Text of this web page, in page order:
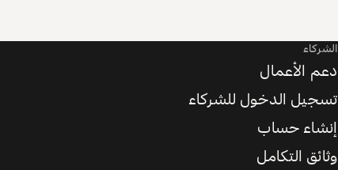
الشركاء
دعم الأعمال
تسجيل الدخول للشركاء
إنشاء حساب
وثائق التكامل